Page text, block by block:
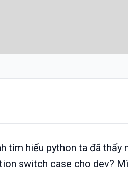
tìm hiểu python ta đã
switch case cho dev?